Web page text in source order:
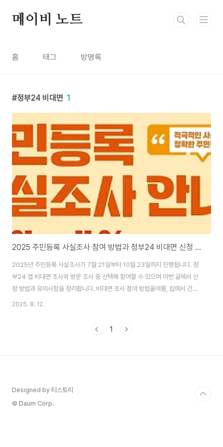
메이비 노트
홈 태그 방명록
정부24 비대면 1
2025 주민등록 사실조사 참여 방법과 정부24 비대면 신청 안내
2025년 주민등록 사실조사가 7월 21일부터 10월 23일까지 진행됩니다. 정
부24 앱 비대면 조사와 방문 조사 중 선택해 참여할 수 있으며 이번 글에서 신
청 방법과 유의사항을 정리합니다. 비대면 조사 참여 방법올여름, 집에서 간단
하게 주민등록 사실조사에 참여할 수 있는 가장 빠른 방법은 정부24 앱 비대면
자정까지 진행되며, 반드시 스마트폰에서 ‘정부24’ 앱을 활용해야 하며, PC에
2025. 8. 12.
1
Designed by 티스토리
© Daum Corp.